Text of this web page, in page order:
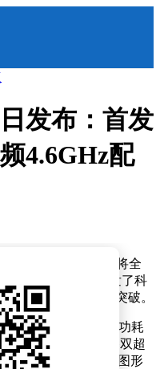
发布：首发
4.6GHz配
，小米17系列手机将全
平台。这一消息引发了科
效方面实现了显著突破。
代3nm工艺制程，功耗
第三代Oryon，配备双超
动平台历史新高。图形